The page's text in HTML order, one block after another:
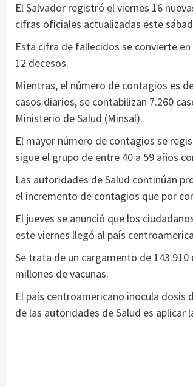
El Salvador registró el viernes 16
cifras oficiales actualizadas este
Esta cifra de fallecidos se convierte
12 decesos.
Mientras, el número de contagios es
casos diarios, se contabilizan 7.260
Ministerio de Salud (Minsal).
El mayor número de contagios se
sigue el grupo de entre 40 a 59 años
Las autoridades de Salud continúan
el incremento de contagios que por
El jueves se anunció que los
este viernes llegó al país
Se trata de un cargamento de
millones de vacunas.
El país centroamericano inocula dosis
de las autoridades de Salud es aplicar